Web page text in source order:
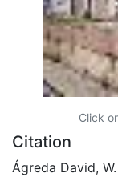
Click
Citation
Ágreda David,